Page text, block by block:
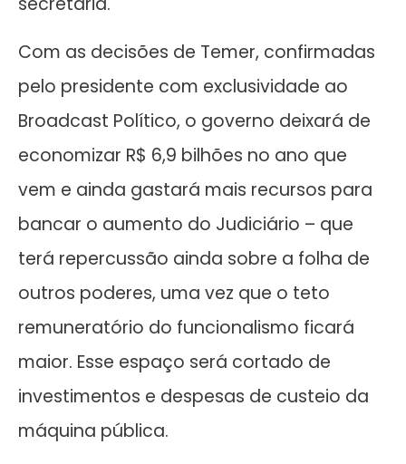
Com as decisões de Temer, confirmadas
pelo presidente com exclusividade ao
Broadcast Político, o governo deixará de
economizar R$ 6,9 bilhões no ano que
vem e ainda gastará mais recursos para
bancar o aumento do Judiciário – que
terá repercussão ainda sobre a folha de
outros poderes, uma vez que o teto
remuneratório do funcionalismo ficará
maior. Esse espaço será cortado de
investimentos e despesas de custeio da
máquina pública.